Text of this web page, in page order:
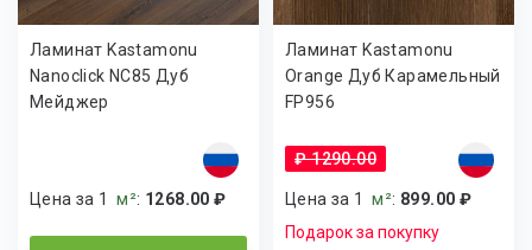
Ламинат Kastamonu
Nanoclick NC85 Дуб
Мейджер
Цена за 1м²: 1268.00 ₽
Ламинат Kastamonu
Orange Дуб Карамельный
FP956
₽ 1290.00
Цена за 1м²: 899.00 ₽
Подарок за покупку